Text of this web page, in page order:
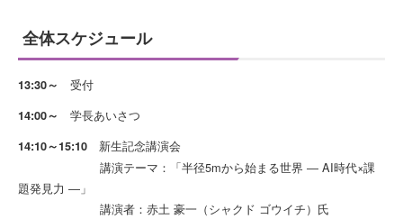
全体スケジュール
13:30～ 受付
14:00～ 学長あいさつ
14:10～15:10 新生記念講演会
講演テーマ：「半径5mから始まる世界 ― AI時代×課
題発見力 ―」
講演者：赤土 豪一（シャクド ゴウイチ）氏